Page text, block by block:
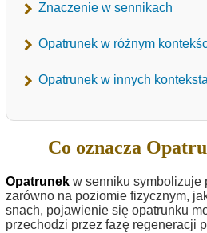
Znaczenie w sennikach
Opatrunek w różnym
Opatrunek w innych
Co oznacza
Opatrunek w senniku symbolizuje
zarówno na poziomie fizycznym,
snach, pojawienie się opatrunku
przechodzi przez fazę regeneracji